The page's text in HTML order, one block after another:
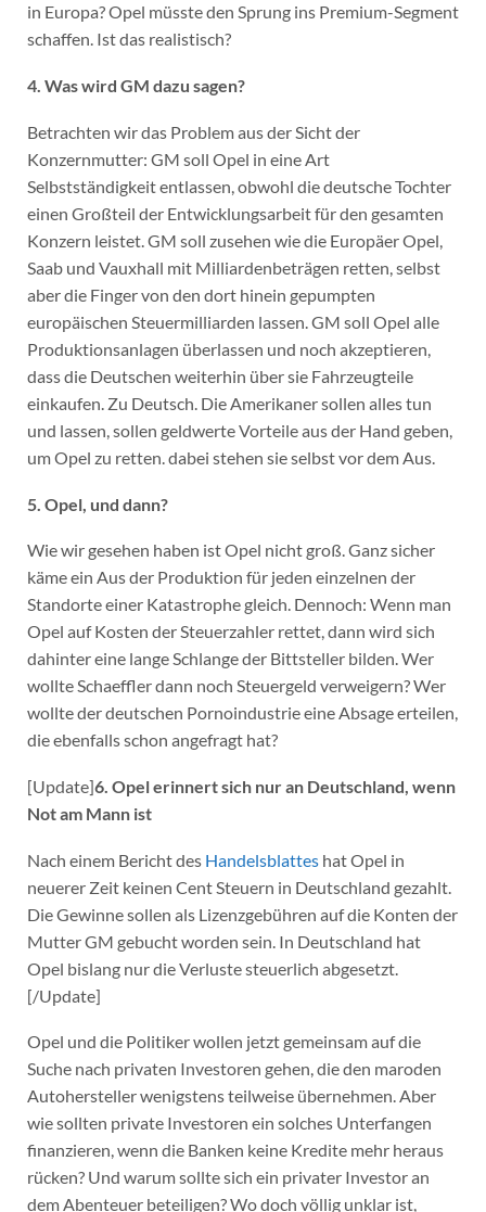
in Europa? Opel müsste den Sprung ins Premium-Segment
schaffen. Ist das realistisch?
4. Was wird GM dazu sagen?
Betrachten wir das Problem aus der Sicht der
Konzernmutter: GM soll Opel in eine Art
Selbstständigkeit entlassen, obwohl die deutsche Tochter
einen Großteil der Entwicklungsarbeit für den gesamten
Konzern leistet. GM soll zusehen wie die Europäer Opel,
Saab und Vauxhall mit Milliardenbeträgen retten, selbst
aber die Finger von den dort hinein gepumpten
europäischen Steuermilliarden lassen. GM soll Opel alle
Produktionsanlagen überlassen und noch akzeptieren,
dass die Deutschen weiterhin über sie Fahrzeugteile
einkaufen. Zu Deutsch. Die Amerikaner sollen alles tun
und lassen, sollen geldwerte Vorteile aus der Hand geben,
um Opel zu retten. dabei stehen sie selbst vor dem Aus.
5. Opel, und dann?
Wie wir gesehen haben ist Opel nicht groß. Ganz sicher
käme ein Aus der Produktion für jeden einzelnen der
Standorte einer Katastrophe gleich. Dennoch: Wenn man
Opel auf Kosten der Steuerzahler rettet, dann wird sich
dahinter eine lange Schlange der Bittsteller bilden. Wer
wollte Schaeffler dann noch Steuergeld verweigern? Wer
wollte der deutschen Pornoindustrie eine Absage erteilen,
die ebenfalls schon angefragt hat?
[Update]6. Opel erinnert sich nur an Deutschland, wenn
Not am Mann ist
Nach einem Bericht des Handelsblatteshat Opel in
neuerer Zeit keinen Cent Steuern in Deutschland gezahlt.
Die Gewinne sollen als Lizenzgebühren auf die Konten der
Mutter GM gebucht worden sein. In Deutschland hat
Opel bislang nur die Verluste steuerlich abgesetzt.
[/Update]
Opel und die Politiker wollen jetzt gemeinsam auf die
Suche nach privaten Investoren gehen, die den maroden
Autohersteller wenigstens teilweise übernehmen. Aber
wie sollten private Investoren ein solches Unterfangen
finanzieren, wenn die Banken keine Kredite mehr heraus
rücken? Und warum sollte sich ein privater Investor an
dem Abenteuer beteiligen? Wo doch völlig unklar ist,